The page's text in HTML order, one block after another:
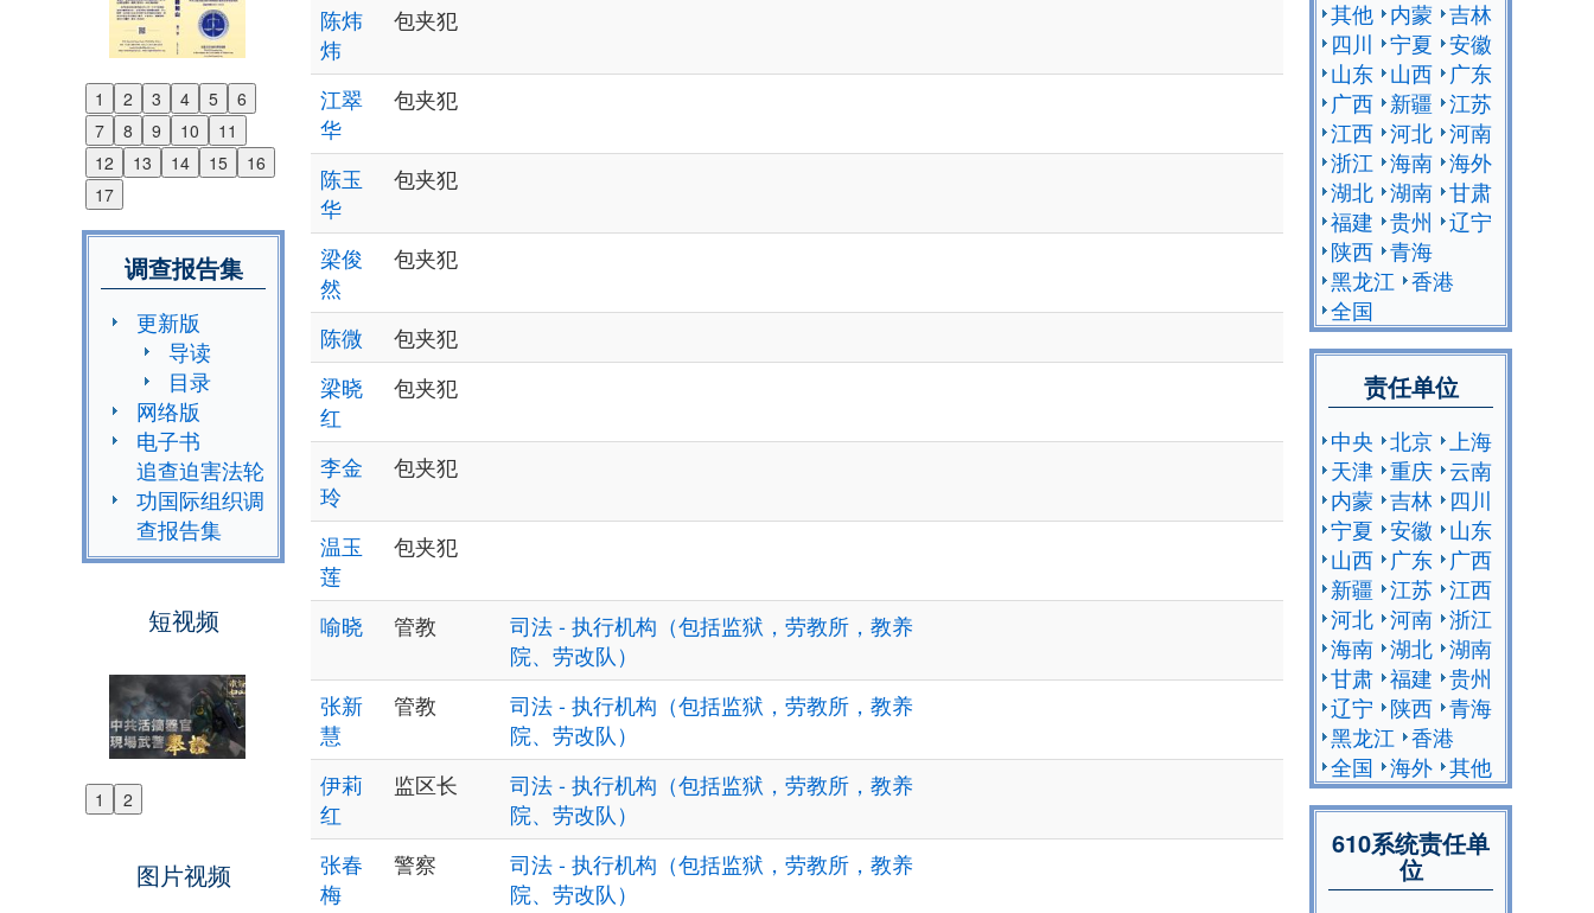
1 2 3 4 5
6
7
8 9 10
11
12
13 14 15
16
17
Previous
Next
调查报告集
更新版
导读
目录
网络版
电子书
追查迫害法轮
功国际组织调
查报告集
短视频
1 2
Previous
图片视频
陈炜
炜
包夹犯
江翠
华
包夹犯
陈玉
华
包夹犯
梁俊
然
包夹犯
陈微
包夹犯
梁晓
红
包夹犯
李金
玲
包夹犯
温玉
莲
包夹犯
喻晓 管教
司法 - 执行机构（包括监狱，劳教所，教养
院、劳改队）
张新
慧
管教
司法 - 执行机构（包括监狱，劳教所，教养
院、劳改队）
伊莉
红
监区长
司法 - 执行机构（包括监狱，劳教所，教养
院、劳改队）
张春
梅
警察
司法 - 执行机构（包括监狱，劳教所，教养
院、劳改队）
其他 内蒙 吉林
四川
宁夏 安徽
山东 山西
广东
广西 新疆 江苏
江西 河北 河南
浙江 海南 海外
湖北 湖南 甘肃
福建 贵州
辽宁
陕西 青海
黑龙江 香港
全国
责任单位
中央 北京
上海
天津 重庆 云南
内蒙 吉林
四川
宁夏 安徽
山东
山西
广东
广西
新疆 江苏 江西
河北 河南 浙江
海南 湖北 湖南
甘肃 福建 贵州
辽宁
陕西 青海
黑龙江 香港
全国 海外 其他
610系统责任单
位